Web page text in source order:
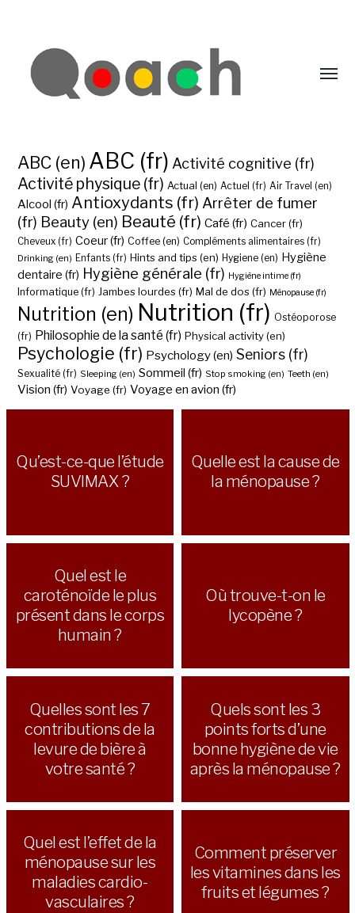
ABC (en) ABC (fr) Activité cognitive (fr)
Activité physique (fr) Actual (en) Actuel (fr) Air Travel (en)
Alcool (fr) Antioxydants (fr) Arrêter de fumer
(fr) Beauty (en) Beauté (fr) Café (fr) Cancer (fr)
Cheveux (fr) Coeur (fr) Coffee (en) Compléments alimentaires (fr)
Drinking (en) Enfants (fr) Hints and tips (en) Hygiene (en) Hygiène
dentaire (fr) Hygiène générale (fr) Hygiène intime (fr)
Informatique (fr) Jambes lourdes (fr) Mal de dos (fr) Ménopause (fr)
Nutrition (en) Nutrition (fr) Ostéoporose
(fr) Philosophie de la santé (fr) Physical activity (en)
Psychologie (fr) Psychology (en) Seniors (fr)
Sexualité (fr) Sleeping (en) Sommeil (fr) Stop smoking (en) Teeth (en)
Vision (fr) Voyage (fr) Voyage en avion (fr)
Qu’est-ce-que l’étude
SUVIMAX ?
Quelle est la cause de
la ménopause ?
Quel est le
caroténoïde le plus
présent dans le corps
humain ?
Où trouve-t-on le
lycopène ?
Quelles sont les 7
contributions de la
levure de bière à
votre santé ?
Quels sont les 3
points forts d’une
bonne hygiène de vie
après la ménopause ?
Quel est l’effet de la
ménopause sur les
maladies cardio-
vasculaires ?
Comment préserver
les vitamines dans les
fruits et légumes ?